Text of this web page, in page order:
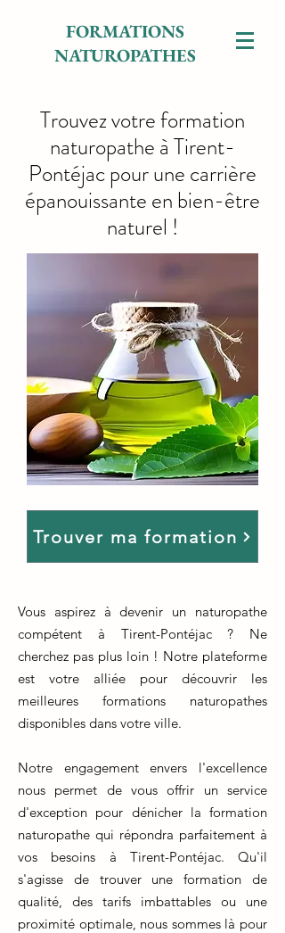
FORMATIONS
NATUROPATHES
Trouvez votre formation
naturopathe à Tirent-
Pontéjac pour une carrière
épanouissante en bien-être
naturel !
Trouver ma formation
Vous aspirez à devenir un naturopathe
compétent à Tirent-Pontéjac ? Ne
cherchez pas plus loin ! Notre plateforme
est votre alliée pour découvrir les
meilleures formations naturopathes
disponibles dans votre ville.
Notre engagement envers l'excellence
nous permet de vous offrir un service
d'exception pour dénicher la formation
naturopathe qui répondra parfaitement à
vos besoins à Tirent-Pontéjac. Qu'il
s'agisse de trouver une formation de
qualité, des tarifs imbattables ou une
proximité optimale, nous sommes là pour